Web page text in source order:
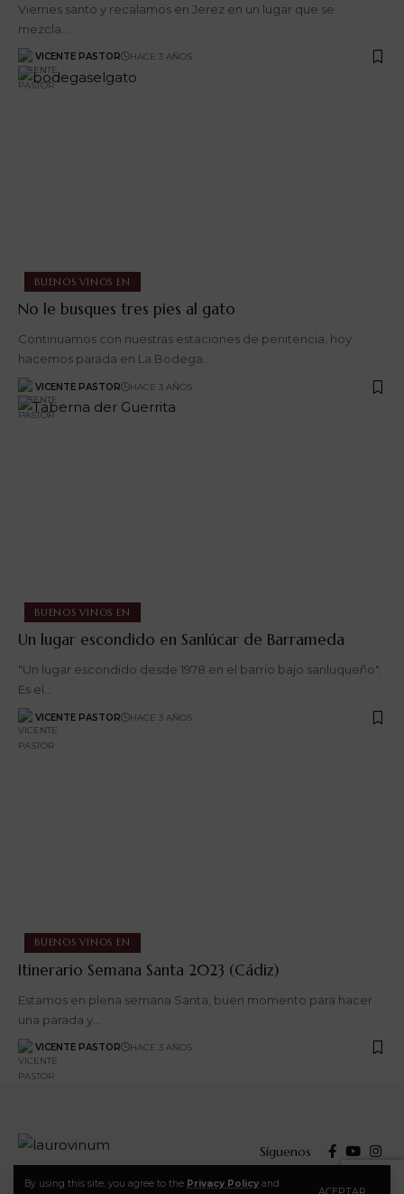
By using this site, you agree to the Privacy Policy and
ACEPTAR
Viernes santo y recalamos en Jerez en un lugar que se
mezcla…
VICENTE PASTOR HACE 3 AÑOS
BUENOS VINOS EN
No le busques tres pies al gato
Continuamos con nuestras estaciones de penitencia, hoy
hacemos parada en La Bodega…
VICENTE PASTOR HACE 3 AÑOS
BUENOS VINOS EN
Un lugar escondido en Sanlúcar de Barrameda
"Un lugar escondido desde 1978 en el barrio bajo sanluqueño".
Es el…
VICENTE PASTOR HACE 3 AÑOS
BUENOS VINOS EN
Itinerario Semana Santa 2023 (Cádiz)
Estamos en plena semana Santa, buen momento para hacer
una parada y…
VICENTE PASTOR HACE 3 AÑOS
Síguenos